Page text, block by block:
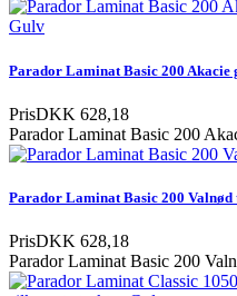
Parador Laminat Basic 200
PrisDKK 628,18
Parador Laminat Basic 200
Parador Laminat Basic 200
PrisDKK 628,18
Parador Laminat Basic 200